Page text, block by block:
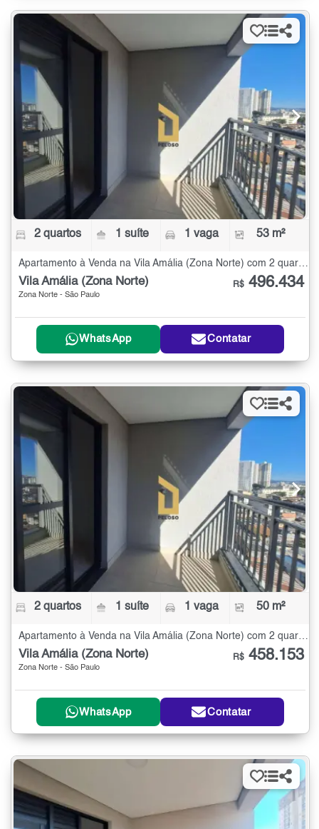
2 quartos 1 suíte 1 vaga 53 m²
Vila Amália (Zona Norte)
Zona Norte - São Paulo
R$ 496.434
WhatsApp Contatar
2 quartos 1 suíte 1 vaga 50 m²
Apartamento à Venda na Vila Amália (Zona Norte) com 2 quartos - 50 m²
Vila Amália (Zona Norte)
Zona Norte - São Paulo
R$ 458.153
WhatsApp Contatar